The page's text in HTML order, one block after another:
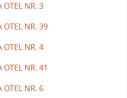
OTEL NR. 3
OTEL NR. 39
OTEL NR. 4
OTEL NR. 41
OTEL NR. 6